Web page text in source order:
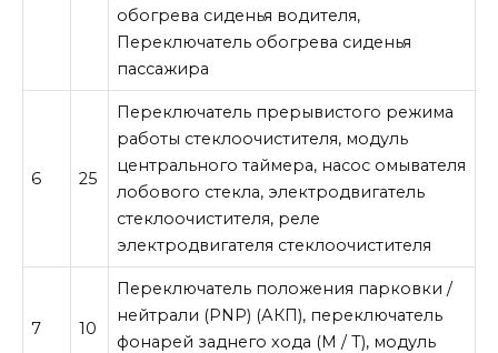
обогрева сиденья водителя,
Переключатель обогрева сиденья
пассажира
6 25
Переключатель прерывистого режима
работы стеклоочистителя, модуль
центрального таймера, насос омывателя
лобового стекла, электродвигатель
стеклоочистителя, реле
электродвигателя стеклоочистителя
7 10
Переключатель положения парковки /
нейтрали (PNP) (АКП), переключатель
фонарей заднего хода (M / T), модуль